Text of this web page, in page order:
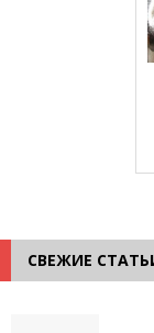
СВЕЖИЕ